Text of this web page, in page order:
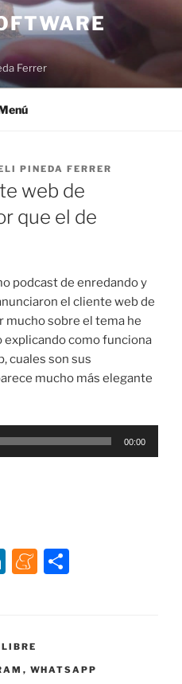
Ferrer
PINEDA FERRER
web de
que el de
podcast de enredando y
el cliente web de
mucho sobre el tema he
explicando como funciona
cuales son sus
mucho más elegante
00:00
Li
e
dI
M
a ar
, WHATSAPP